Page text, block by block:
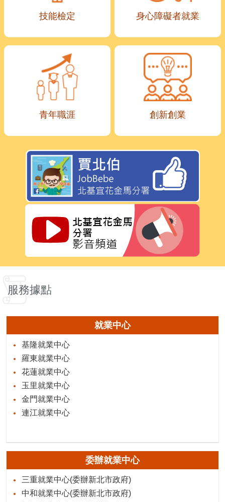
技能檢定 身心障礙者就業
青年職涯 創新創業
服務據點
就業中心
基隆就業中心
羅東就業中心
花蓮就業中心
玉里就業中心
金門就業中心
連江就業中心
委辦就業中心
三重就業中心(委辦新北市政府)
中和就業中心(委辦新北市政府)